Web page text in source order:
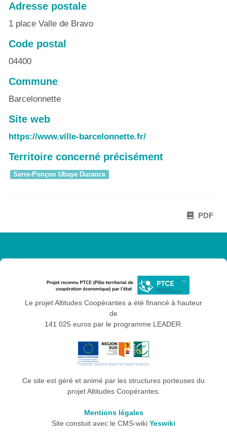
Adresse postale
1 place Valle de Bravo
Code postal
04400
Commune
Barcelonnette
Site web
https://www.ville-barcelonnette.fr/
Territoire concerné précisément
Serre-Ponçon Ubaye Durance
PDF
Le projet Altitudes Coopérantes a été financé à hauteur
de
141 025 euros par le programme LEADER.
Ce site est géré et animé par les structures porteuses du
projet Altitudes Coopérantes.
Mentions légales
Site constuit avec le CMS-wiki Yeswiki